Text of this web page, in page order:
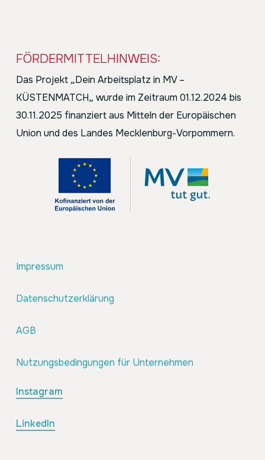
FÖRDERMITTELHINWEIS:
Das Projekt „Dein Arbeitsplatz in MV –
KÜSTENMATCH„ wurde im Zeitraum 01.12.2024 bis
30.11.2025 finanziert aus Mitteln der Europäischen
Union und des Landes Mecklenburg-Vorpommern.
Impressum
Datenschutzerklärung
AGB
Nutzungsbedingungen für Unternehmen
Instagram
LinkedIn